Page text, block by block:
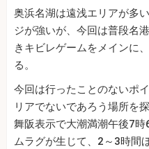
奥浜名湖は遠浅エリアが多
ジが強いが、今回は普段名
きキビレゲームをメインに
る。
今回は行ったことのないポ
リアでないであろう場所を
舞阪表示で大潮満潮午後7
ムラグが生じて、2～3時間